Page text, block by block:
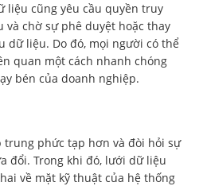
liệu cũng yêu cầu quyền truy
và chờ sự phê duyệt hoặc thay
dữ liệu. Do đó, mọi người có thể
quan một cách nhanh chóng
bén của doanh nghiệp.
trung phức tạp hơn và đòi hỏi sự
đổi. Trong khi đó, lưới dữ liệu
về mặt kỹ thuật của hệ thống